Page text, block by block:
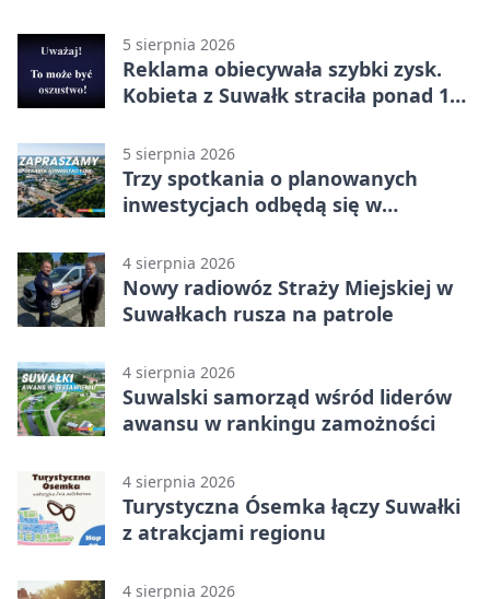
5 sierpnia 2026
Reklama obiecywała szybki zysk.
Kobieta z Suwałk straciła ponad 190
5 sierpnia 2026
Trzy spotkania o planowanych
inwestycjach odbędą się w
4 sierpnia 2026
Nowy radiowóz Straży Miejskiej w
Suwałkach rusza na patrole
4 sierpnia 2026
Suwalski samorząd wśród liderów
awansu w rankingu zamożności
4 sierpnia 2026
Turystyczna Ósemka łączy Suwałki
z atrakcjami regionu
4 sierpnia 2026